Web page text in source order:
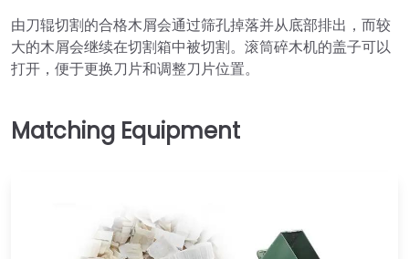
由刀辊切割的合格木屑会通过筛孔掉落并从底部排出，而较
大的木屑会继续在切割箱中被切割。滚筒碎木机的盖子可以
打开，便于更换刀片和调整刀片位置。